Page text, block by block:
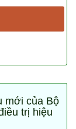
mới của Bộ
trị hiệu